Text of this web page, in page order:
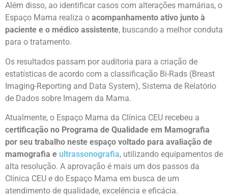
Além disso, ao identificar casos com alterações mamárias, o
Espaço Mama realiza o acompanhamento ativo junto à
paciente e o médico assistente, buscando a melhor conduta
para o tratamento.
Os resultados passam por auditoria para a criação de
estatísticas de acordo com a classificação Bi-Rads (Breast
Imaging-Reporting and Data System), Sistema de Relatório
de Dados sobre Imagem da Mama.
Atualmente, o Espaço Mama da Clínica CEU recebeu a
certificação no Programa de Qualidade em Mamografia
por seu trabalho neste espaço voltado para avaliação de
mamografia e ultrassonografia, utilizando equipamentos de
alta resolução. A aprovação é mais um dos passos da
Clínica CEU e do Espaço Mama em busca de um
atendimento de qualidade, excelência e eficácia.